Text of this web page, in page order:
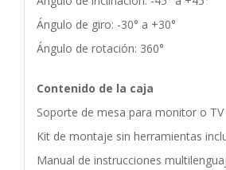
Ángulo de giro: -30° a +30°
Ángulo de rotación: 360°
Contenido de la caja
Soporte de mesa para monitor o TV
Kit de montaje sin herramientas
Manual de instrucciones